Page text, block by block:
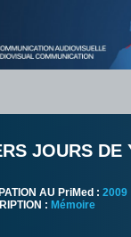
JOURS DE
AU PriMed : 2009
: Mémoire